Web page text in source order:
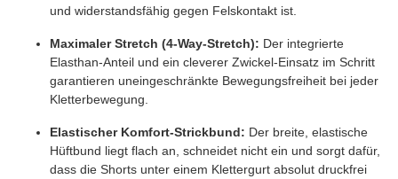
und widerstandsfähig gegen Felskontakt ist.
Maximaler Stretch (4-Way-Stretch): Der integrierte
Elasthan-Anteil und ein cleverer Zwickel-Einsatz im Schritt
garantieren uneingeschränkte Bewegungsfreiheit bei jeder
Kletterbewegung.
Elastischer Komfort-Strickbund: Der breite, elastische
Hüftbund liegt flach an, schneidet nicht ein und sorgt dafür,
dass die Shorts unter einem Klettergurt absolut druckfrei